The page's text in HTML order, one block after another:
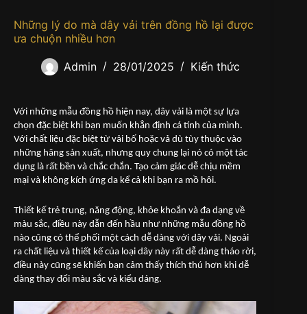
Những lý do mà dây vải trên đồng hồ lại được
ưa chuộn nhiều hơn
Admin 28/01/2025 Kiến thức
Với những mẫu đồng hồ hiện nay, dây vải là một sự lựa
chọn đặc biệt khi bạn muốn khẳn định cá tính của mình.
Với chất liệu đặc biệt từ vải bố hoặc vả dù tùy thuộc vào
những hãng sản xuất, nhưng quy chung lại nó có một tác
dụng là rất bền và chắc chắn. Tạo cảm giác dễ chịu mềm
mại và không kích ứng da kể cả khi bạn ra mồ hôi.
Thiết kế trẻ trung, năng động, khỏe khoắn và đa dạng về
màu sắc, điều này dẫn đến hầu như những mẫu đồng hồ
nào cũng có thể phối một cách dễ dàng với dây vải. Ngoài
ra chất liệu và thiết kế của loại dây này rất dễ dàng tháo rời,
điều này cũng sẽ khiến bạn cảm thấy thích thú hơn khi dễ
dàng thay đổi màu sắc và kiểu dáng.